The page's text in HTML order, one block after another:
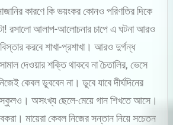
কারণে কি ভয়ংকর কোনও পরিণতির দিকে
রসালো আলাপ-আলোচনার চাপে এ ঘটনা আরও
করবে শাখা-প্রশাখা। আরও দুর্গন্ধ
দেওয়ার শক্তি থাকবে না চৈতালির, ভেসে
কেবল ডুববেন না। ডুবে যাবে দীর্ঘদিনের
স্কুলও। অসংখ্য ছেলে-মেয়ে গান শিখতে আসে।
মায়েরা কেবল নিজের সন্তান নিয়ে সচেতন